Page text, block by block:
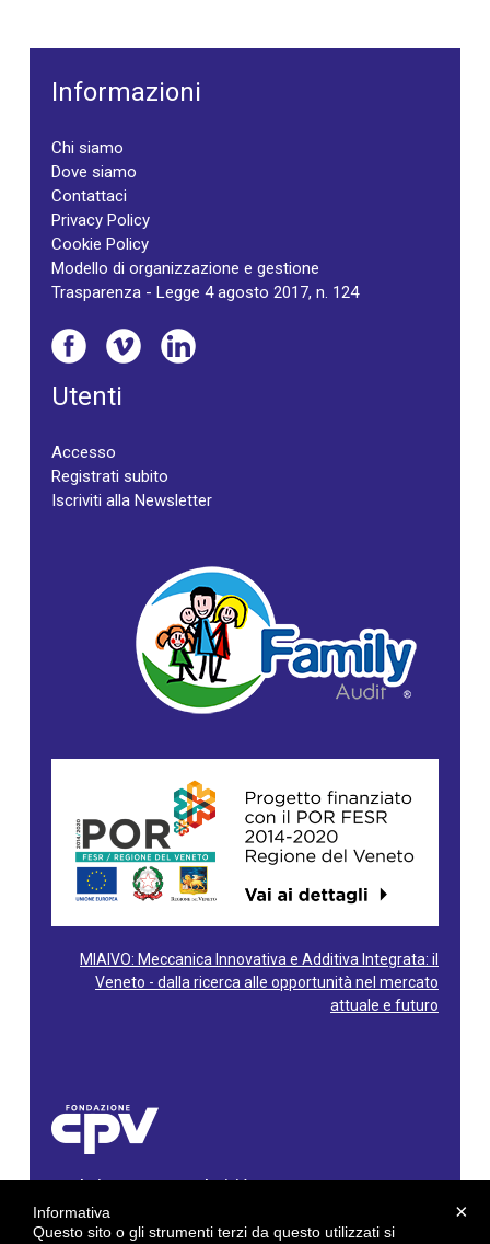
Informazioni
Chi siamo
Dove siamo
Contattaci
Privacy Policy
Cookie Policy
Modello di organizzazione e gestione
Trasparenza - Legge 4 agosto 2017, n. 124
Utenti
Accesso
Registrati subito
Iscriviti alla Newsletter
MIAIVO: Meccanica Innovativa e Additiva Integrata: il
Veneto - dalla ricerca alle opportunità nel mercato
attuale e futuro
Fondazione Centro Produttività Veneto
Via Gioacchino Rossini, 60 - 36100 Vicenza - Italy
Tel. 0444/960500 - Fax 0444/1932220
×
Informativa
Questo sito o gli strumenti terzi da questo utilizzati si